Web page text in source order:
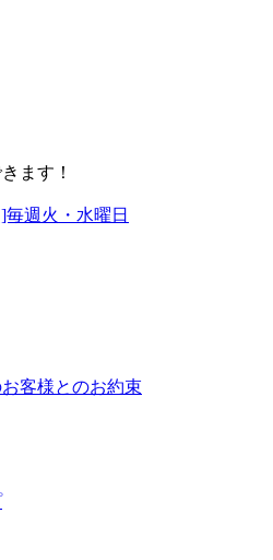
ます！
週火・水曜日
客様とのお約束